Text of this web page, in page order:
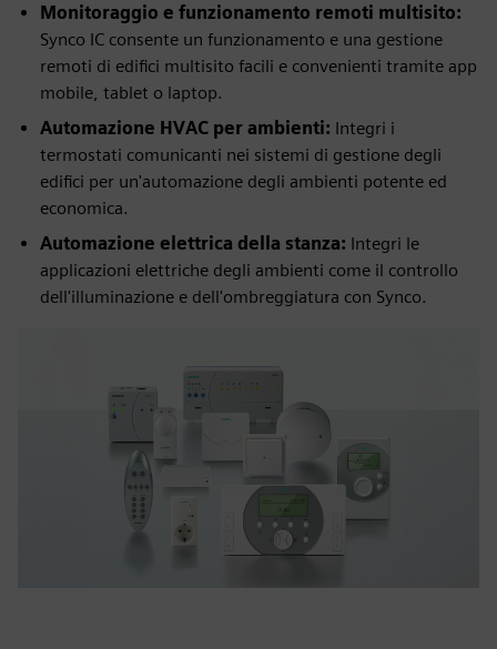
Monitoraggio e funzionamento remoti multisito:
Synco IC consente un funzionamento e una gestione
remoti di edifici multisito facili e convenienti tramite app
mobile, tablet o laptop.
Automazione HVAC per ambienti: Integri i
termostati comunicanti nei sistemi di gestione degli
edifici per un'automazione degli ambienti potente ed
economica.
Automazione elettrica della stanza: Integri le
applicazioni elettriche degli ambienti come il controllo
dell'illuminazione e dell'ombreggiatura con Synco.